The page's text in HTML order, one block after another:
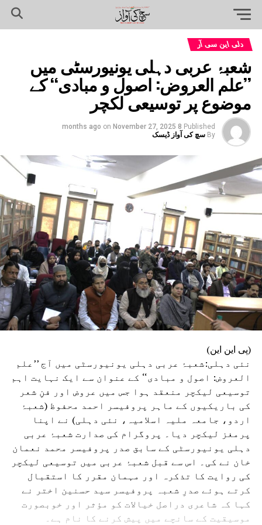
دلی این سی آر
شعبۂ عربی دہلی یونیورسٹی میں
’’علم العروض: اصول و مبادی‘‘ کے
موضوع پر توسیعی لکچر
Published
8 months ago
on November 27, 2025
By سچ کی آواز ڈیسک
(پی این این)
نئی دہلی:شعبۂ عربی دہلی یونیورسٹی میں آج ’’علم
العروض: اصول و مبادی‘‘ کے عنوان سے ایک نہایت اہم
توسیعی لیکچر منعقد ہوا جس میں عروض اور فنِ شعر
کی باریکیوں کے ماہر پروفیسر احمد محفوظ (شعبۂ
اردو، جامعہ ملیہ اسلامیہ، نئی دہلی) نے اپنا
پرمغز لیکچر دیا۔ پروگرام کی صدارت شعبۂ عربی
دہلی یونیورسٹی کے سابق صدر پروفیسر محمد نعمان
خان نے کی۔ اس سے قبل شعبۂ عربی میں توسیعی لیکچر
کی روایت کا تذکرہ اور مہمان مقرر کا استقبال
کرتے ہوئے صدرِ شعبہ پروفیسر سید حسنین اختر نے
کہا کہ شاعری دراصل خیالات کو مؤثر اور خوبصورت
موسیقیت کے سانچے میں پیش کرنے کا نام ہے۔